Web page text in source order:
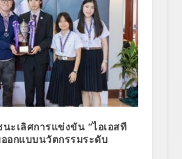
ะเลิศการแข่งขัน “ไอเอสที
ออกแบบนวัตกรรมระดับ